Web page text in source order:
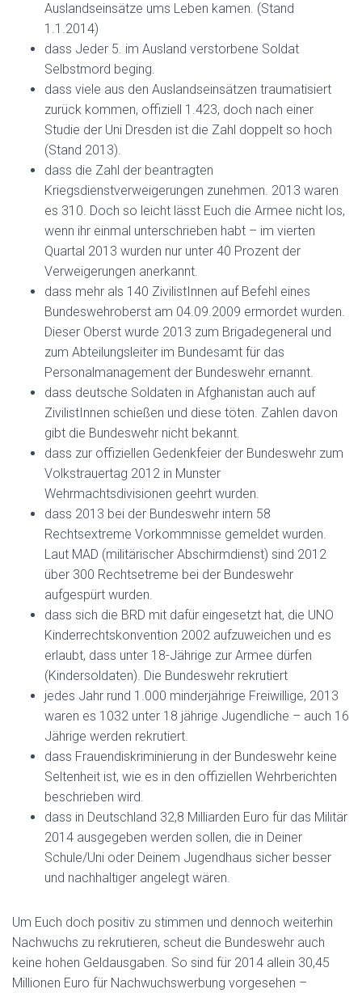
Auslandseinsätze ums Leben kamen. (Stand
1.1.2014)
dass Jeder 5. im Ausland verstorbene Soldat
Selbstmord beging.
dass viele aus den Auslandseinsätzen traumatisiert
zurück kommen, offiziell 1.423, doch nach einer
Studie der Uni Dresden ist die Zahl doppelt so hoch
(Stand 2013).
dass die Zahl der beantragten
Kriegsdienstverweigerungen zunehmen. 2013 waren
es 310. Doch so leicht lässt Euch die Armee nicht los,
wenn ihr einmal unterschrieben habt – im vierten
Quartal 2013 wurden nur unter 40 Prozent der
Verweigerungen anerkannt.
dass mehr als 140 ZivilistInnen auf Befehl eines
Bundeswehroberst am 04.09.2009 ermordet wurden.
Dieser Oberst wurde 2013 zum Brigadegeneral und
zum Abteilungsleiter im Bundesamt für das
Personalmanagement der Bundeswehr ernannt.
dass deutsche Soldaten in Afghanistan auch auf
ZivilistInnen schießen und diese töten. Zahlen davon
gibt die Bundeswehr nicht bekannt.
dass zur offiziellen Gedenkfeier der Bundeswehr zum
Volkstrauertag 2012 in Munster
Wehrmachtsdivisionen geehrt wurden.
dass 2013 bei der Bundeswehr intern 58
Rechtsextreme Vorkommnisse gemeldet wurden.
Laut MAD (militärischer Abschirmdienst) sind 2012
über 300 Rechtsetreme bei der Bundeswehr
aufgespürt wurden.
dass sich die BRD mit dafür eingesetzt hat, die UNO
Kinderrechtskonvention 2002 aufzuweichen und es
erlaubt, dass unter 18-Jährige zur Armee dürfen
(Kindersoldaten). Die Bundes­wehr rekrutiert
jedes Jahr rund 1.000 minder­jährige Frei­willige, 2013
waren es 1032 unter 18 jährige Jugendliche – auch 16
Jährige werden rekrutiert.
dass Frauendiskriminierung in der Bundeswehr keine
Seltenheit ist, wie es in den offiziellen Wehrberichten
beschrieben wird.
dass in Deutschland 32,8 Milliarden Euro für das Militär
2014 ausgegeben werden sollen, die in Deiner
Schule/Uni oder Deinem Jugendhaus sicher besser
und nachhaltiger angelegt wären.
Um Euch doch positiv zu stimmen und dennoch weiterhin
Nachwuchs zu rekrutieren, scheut die Bundeswehr auch
keine hohen Geldausgaben. So sind für 2014 allein 30,45
Millionen Euro für Nachwuchswerbung vorgesehen –